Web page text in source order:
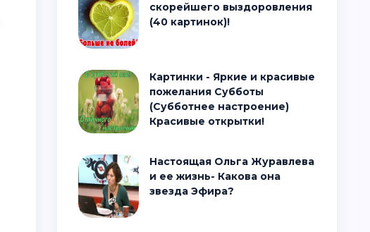
скорейшего выздоровления
(40 картинок)!
Картинки - Яркие и красивые
пожелания Субботы
(Субботнее настроение)
Красивые открытки!
Настоящая Ольга Журавлева
и ее жизнь- Какова она
звезда Эфира?